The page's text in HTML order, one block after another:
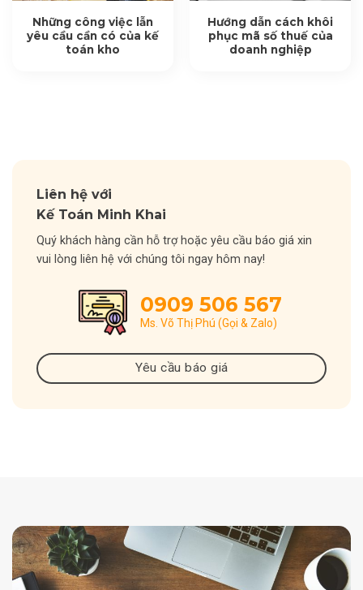
Những công việc lẫn
yêu cầu cần có của kế
toán kho
Hướng dẫn cách khôi
phục mã số thuế của
doanh nghiệp
Liên hệ với
Kế Toán Minh Khai
Quý khách hàng cần hỗ trợ hoặc yêu cầu báo giá xin
vui lòng liên hệ với chúng tôi ngay hôm nay!
0909 506 567
Ms. Võ Thị Phú (Gọi & Zalo)
Yêu cầu báo giá